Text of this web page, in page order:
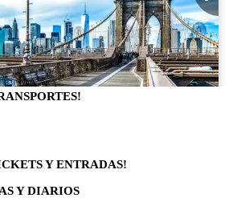
Y ENTRADAS!
Y DIARIOS